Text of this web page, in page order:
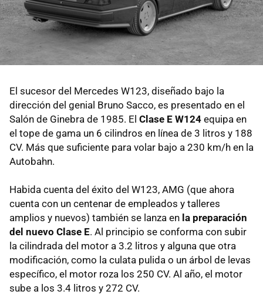
El sucesor del Mercedes W123, diseñado bajo la
dirección del genial Bruno Sacco, es presentado en el
Salón de Ginebra de 1985. El Clase E W124 equipa en
el tope de gama un 6 cilindros en línea de 3 litros y 188
CV. Más que suficiente para volar bajo a 230 km/h en la
Autobahn.
Habida cuenta del éxito del W123, AMG (que ahora
cuenta con un centenar de empleados y talleres
amplios y nuevos) también se lanza en la preparación
del nuevo Clase E. Al principio se conforma con subir
la cilindrada del motor a 3.2 litros y alguna que otra
modificación, como la culata pulida o un árbol de levas
específico, el motor roza los 250 CV. Al año, el motor
sube a los 3.4 litros y 272 CV.